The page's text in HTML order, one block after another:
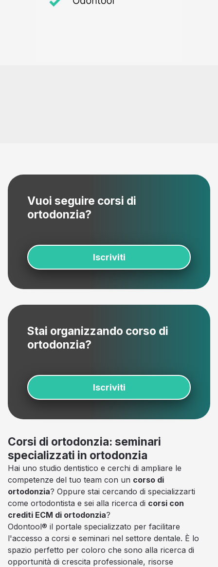
Vuoi seguire corsi di
ortodonzia?
Iscriviti
Stai organizzando corso di
ortodonzia?
Iscriviti
Corsi di ortodonzia: seminari
specializzati in ortodonzia
Hai uno studio dentistico e cerchi di ampliare le
competenze del tuo team con un corso di
ortodonzia? Oppure stai cercando di specializzarti
come ortodontista e sei alla ricerca di corsi con
crediti ECM di ortodonzia?
Odontool® il portale specializzato per facilitare
l'accesso a corsi e seminari nel settore dentale. È lo
spazio perfetto per coloro che sono alla ricerca di
opportunità di crescita professionale, risorse